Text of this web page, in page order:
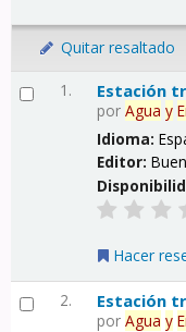
Quitar resaltado
1. Estación
porAgua y
Idioma:
Editor:
Hacer
2. Estación
porAgua y